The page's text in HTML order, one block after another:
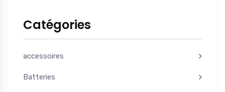
Catégories
accessoires
Batteries